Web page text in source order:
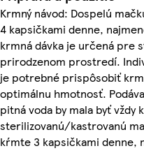
Krmný návod: Dospelú
4 kapsičkami denne,
krmná dávka je určená pre
prirodzenom prostredí.
je potrebné prispôsobiť
optimálnu hmotnosť.
pitná voda by mala byť vždy
sterilizovanú/kastrovanú
kŕmte 3 kapsičkami denne,